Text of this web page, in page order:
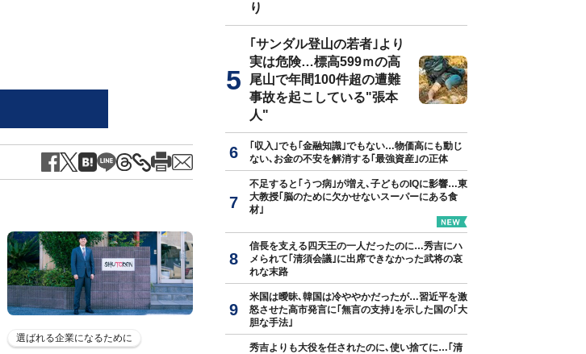
選ばれる企業になるために
り
｢サンダル登山の若者｣より
実は危険…標高599ｍの高
尾山で年間100件超の遭難
事故を起こしている"張本
人"
｢収入｣でも｢金融知識｣でもない…物価高にも動じ
ない､お金の不安を解消する｢最強資産｣の正体
不足すると｢うつ病｣が増え､子どものIQに影響…東
大教授｢脳のために欠かせないスーパーにある食
材｣
信長を支える四天王の一人だったのに…秀吉にハ
メられて｢清須会議｣に出席できなかった武将の哀
れな末路
米国は曖昧､韓国は冷ややかだったが…習近平を激
怒させた高市発言に｢無言の支持｣を示した国の｢大
胆な手法｣
秀吉よりも大役を任されたのに､使い捨てに…｢清